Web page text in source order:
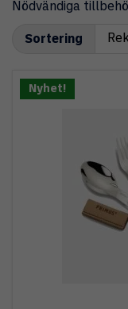
Nödvändiga
Sortering
Nyhet!